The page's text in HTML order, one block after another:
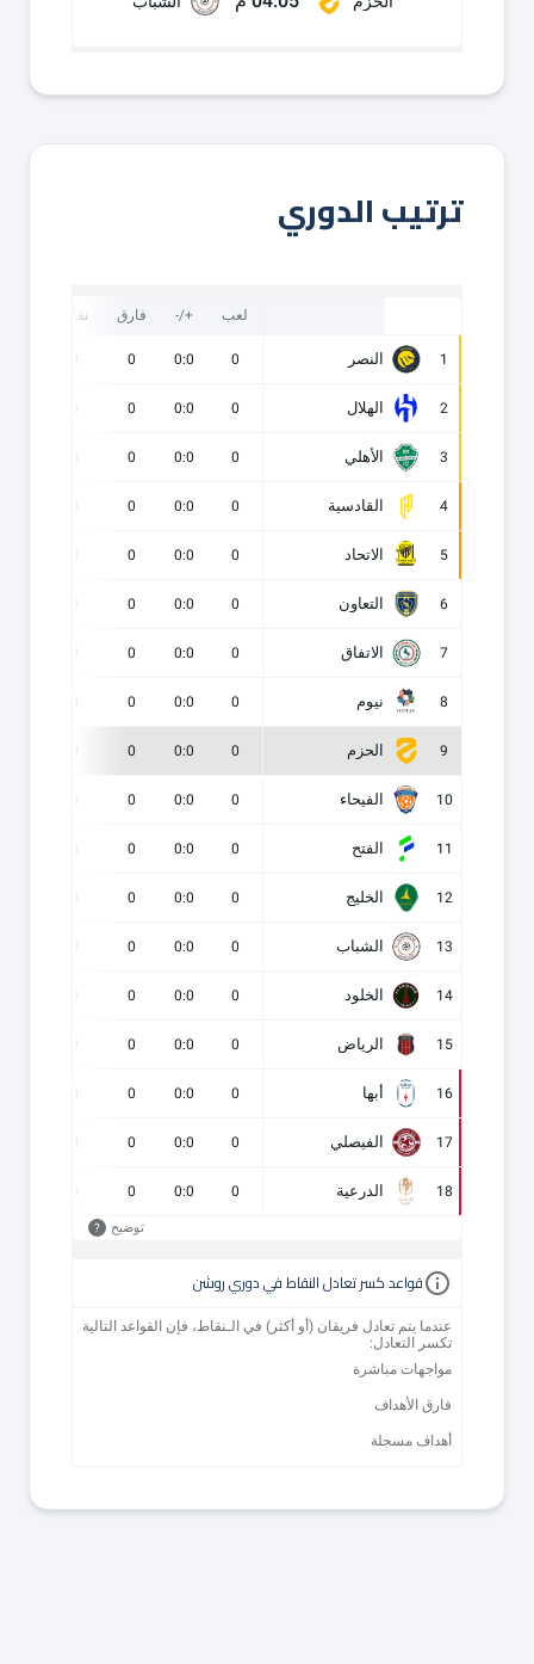
ترتيب الدوري
لعب +/- فارق نقاط
1 النصر 0
0:0
0
2 الهلال 0
0:0
0
3 الأهلي 0
0:0
0
4 القادسية 0
0:0
0
5 الاتحاد 0
0:0
0
6 التعاون 0
0:0
0
7 الاتفاق 0
0:0
0
8 نيوم 0
0:0
0
9 الحزم 0
0:0
0
10 الفيحاء 0
0:0
0
11 الفتح 0
0:0
0
12 الخليج 0
0:0
0
13 الشباب 0
0:0
0
14 الخلود 0
0:0
0
15 الرياض 0
0:0
0
16 أبها 0
0:0
0
17 الفيصلي 0
0:0
0
18 الدرعية 0
0:0
0
توضيح ?
قواعد كسر تعادل النقاط في دوري روشن
عندما يتم تعادل فريقان (أو أكثر) في الـنقاط، فإن القواعد التالية
تكسر التعادل:
مواجهات مباشرة
فارق الأهداف
أهداف مسجلة